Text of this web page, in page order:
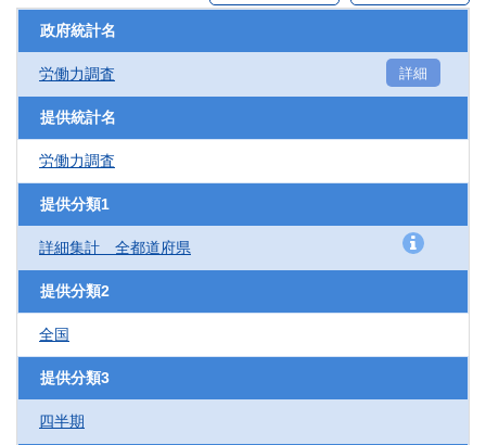
政府統計名
労働力調査 詳細
提供統計名
労働力調査
提供分類1
詳細集計 全都道府県
提供分類2
全国
提供分類3
四半期